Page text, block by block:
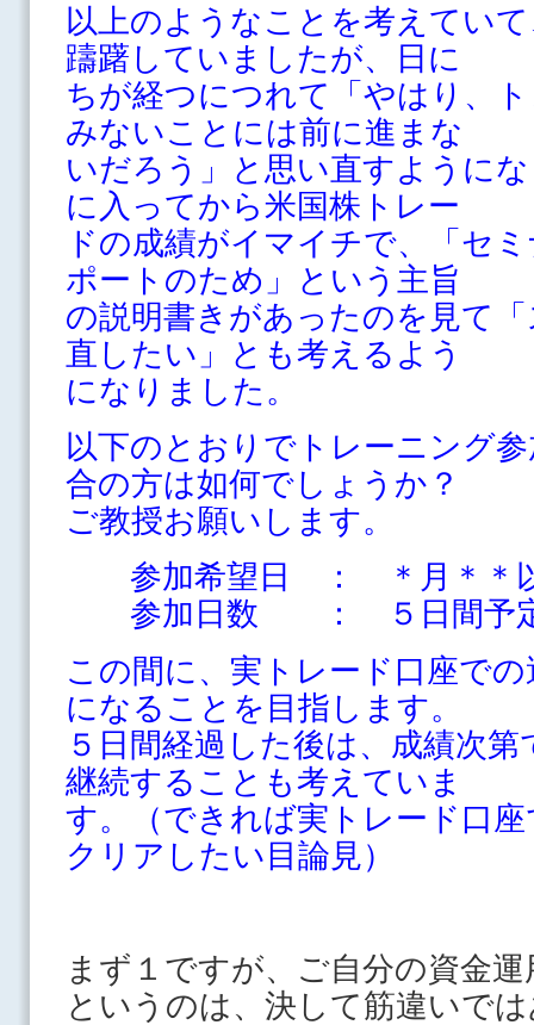
以上のようなことを考えてい
躊躇していましたが、日に
ちが経つにつれて「やはり、
みないことには前に進まな
いだろう」と思い直すように
に入ってから米国株トレー
ドの成績がイマイチで、「セ
ポートのため」という主旨
の説明書きがあったのを見て
直したい」とも考えるよう
になりました。
以下のとおりでトレーニング
合の方は如何でしょうか？
ご教授お願いします。
参加希望日 ： ＊月＊＊
参加日数 ： ５日間予
この間に、実トレード口座で
になることを目指します。
５日間経過した後は、成績次
継続することも考えていま
す。（できれば実トレード口
クリアしたい目論見）
まず１ですが、ご自分の資金
というのは、決して筋違いで